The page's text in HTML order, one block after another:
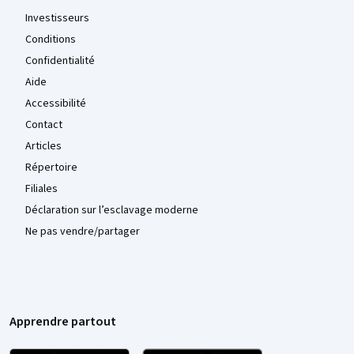
Investisseurs
Conditions
Confidentialité
Aide
Accessibilité
Contact
Articles
Répertoire
Filiales
Déclaration sur l’esclavage moderne
Ne pas vendre/partager
Apprendre partout